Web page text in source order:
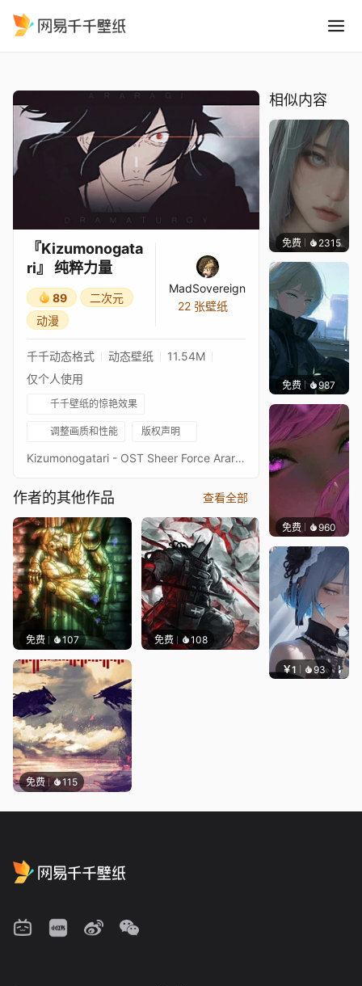
『Kizumonogata
ri』 纯粹力量
89
二次元
动漫
MadSovereign
22 张壁纸
千千动态格式 动态壁纸
11.54M
仅个人使用
千千壁纸的惊艳效果
调整画质和性能 版权声明
Kizumonogatari - OST Sheer Force Araragi koyomi - Monogatari Series
作者的其他作品 查看全部
免费 107 免费 108
免费 115
相似内容
免费 2315辰东
免费 987辰东
免费 960辰东
￥1 93 辰东